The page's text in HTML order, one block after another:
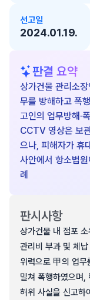
선고일
2024.01.19.
판결 요약
상가건물 관리소
무를 방해하고 폭
고인의 업무방해·
CCTV 영상은 보
으나, 피해자가 휴
사안에서 항소법
례
판시사항
상가건물 내 점포
관리비 부과 및 체
위력으로 甲의 업무
밀쳐 폭행하였으며,
허위 사실을 신고하